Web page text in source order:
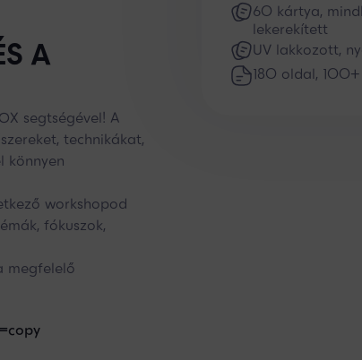
A
segtségével! A
technikákat,
könnyen
workshopod
fókuszok,
megfelelő
60 kártya,
lekerekített
UV lakkozott,
180 oldal,